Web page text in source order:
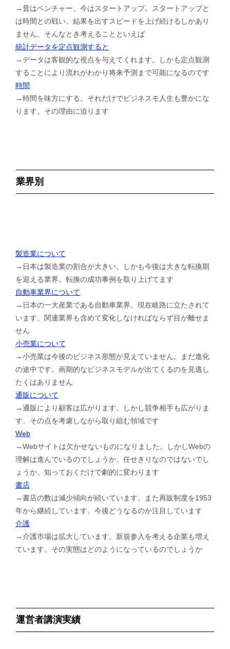
→昔はベンチャー、今はスタートアップ。スタートアップと
は時間との戦い。結果を出すスピードを上げ続けるしかあり
ません。そんなとき考えることといえば
統計データを定点観測すると
→データは客観的な視点を与えてくれます。しかも定点観測
することにより流れがわかり将来予測まで可能になるのです
時間
→時間を味方にする。それだけでビジネスモ人生も豊かにな
ります。その理由に迫ります
業界別
製造業について
→日本は製造業の割合が大きい。しかも今後は大きな転換期
を迎える業界。転換の成功事例を取り上げてます
自動車業界について
→日本の一大産業である自動車業界。現在岐路に立たされて
います。関連業界も含めて変化しなければならず目が離せま
せん
小売業について
→小売業は今後のビジネス形態が見えていません。まだ進化
の途中です。画期的なビジネスモデルが出てくるのを見逃し
たくはありません
通販について
→通販により顧客は広がります。しかし競争相手も広がりま
す。その点を考慮しながら取り組む領域です
Web
→Webサイトは欠かせないものになりました。しかしWebの
理解は進んでいるのでしょうか。任せきりなのではないでし
ょうか。知っておくだけで劇的に変わります
書店
→書店の数は減少傾向が続いています。また再販制度を1953
年から継続しています。今後どうなるのか注目しています
介護
→介護市場は拡大しています。新規参入を考える企業も増え
ています。その実態はどのようになっているのでしょうか
運営者講演実績